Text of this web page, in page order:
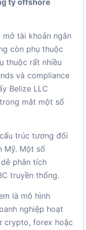
ty offshore
tài khoản ngân
còn phụ thuộc
thuộc rất nhiều
và compliance
Belize LLC
mắt một số
trúc tương đối
Mỹ. Một số
phân tích
truyền thống.
là mô hình
nghiệp hoạt
crypto, forex hoặc